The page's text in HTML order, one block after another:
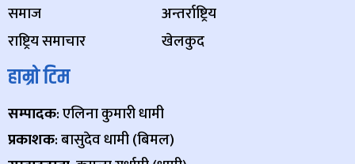
समाज
राष्ट्रिय समाचार
अन्तर्राष्ट्रिय
खेलकुद
हाम्रो टिम
सम्पादक: एलिना कुमारी धामी
प्रकाशक: बासुदेव धामी (बिमल)